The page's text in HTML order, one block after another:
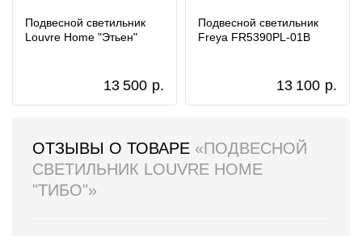
Подвесной светильник
Louvre Home "Этьен"
13 500 р.
Подвесной светильник
Freya FR5390PL-01B
13 100 р.
ОТЗЫВЫ О ТОВАРЕ «ПОДВЕСНОЙ
СВЕТИЛЬНИК LOUVRE HOME
"ТИБО"»